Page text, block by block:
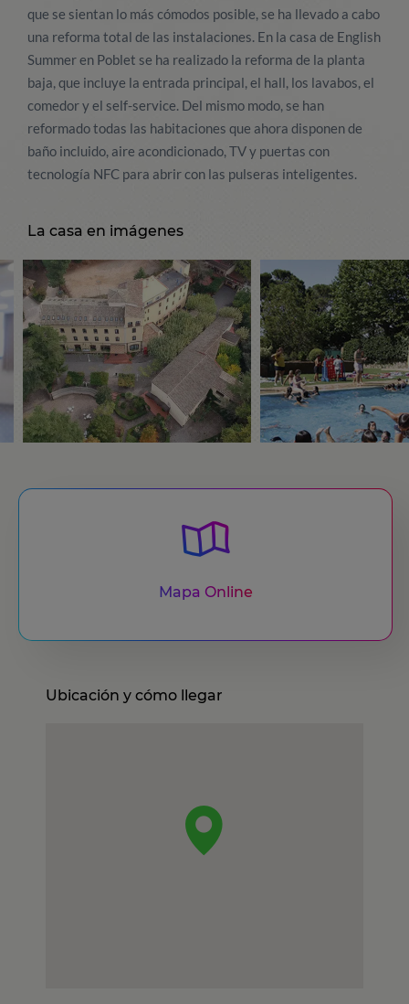
que se sientan lo más cómodos posible, se ha llevado a cabo
una reforma total de las instalaciones. En la casa de English
Summer en Poblet se ha realizado la reforma de la planta
baja, que incluye la entrada principal, el hall, los lavabos, el
comedor y el self-service. Del mismo modo, se han
reformado todas las habitaciones que ahora disponen de
baño incluido, aire acondicionado, TV y puertas con
tecnología NFC para abrir con las pulseras inteligentes.
La casa en imágenes
Mapa Online
Ubicación y cómo llegar